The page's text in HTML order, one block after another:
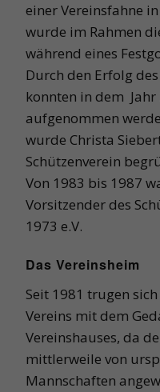
einer Vereinsfahne
wurde im Rahmen
während eines
Durch den Erfolg
konnten in dem
aufgenommen
wurde Christa
Schützenverein
Von 1983 bis 1987
Vorsitzender des
1973 e.V.
Das Vereinsheim
Seit 1981 trugen
Vereins mit dem
Vereinshauses, da
mittlerweile von
Mannschaften